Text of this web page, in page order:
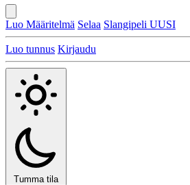
Luo Määritelmä Selaa Slangipeli UUSI
Luo tunnus Kirjaudu
Tumma tila